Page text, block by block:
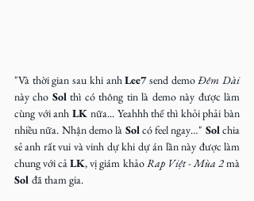
"Và thời gian sau khi anh Lee7 send demo Đêm Dài
này cho Sol thì có thông tin là demo này được làm
cùng với anh LK nữa... Yeahhh thế thì khỏi phải bàn
nhiều nữa. Nhận demo là Sol có feel ngay…" Sol chia
sẻ anh rất vui và vinh dự khi dự án lần này được làm
chung với cả LK, vị giám khảo Rap Việt - Mùa 2
Sol đã tham gia.